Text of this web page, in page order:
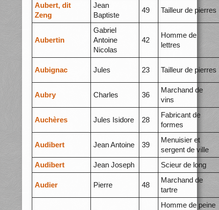
Aubert, dit
Zeng
Jean
Baptiste
49 Tailleur de pierres
Aubertin
Gabriel
Antoine
Nicolas
42
Homme de
lettres
Aubignac Jules 23 Tailleur de pierres
Aubry Charles 36
Marchand de
vins
Auchères Jules Isidore 28
Fabricant de
formes
Audibert Jean Antoine 39
Menuisier et
sergent de ville
Audibert
Jean Joseph Scieur de long
Audier Pierre 48
Marchand de
tartre
Homme de peine